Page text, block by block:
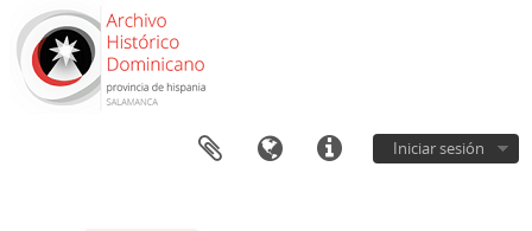
Iniciar sesión